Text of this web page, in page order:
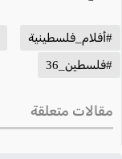
#أفلام_فلسطينية
#فلسطين_36
مقالات متعلقة